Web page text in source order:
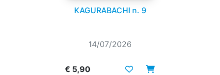
KAGURABACHI n. 9
14/07/2026
€ 5,90